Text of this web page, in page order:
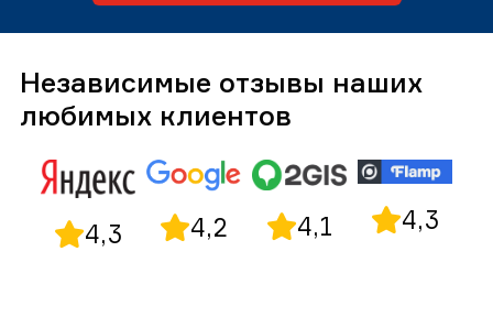
Независимые отзывы наших
любимых клиентов
4,3 4,2 4,1 4,3